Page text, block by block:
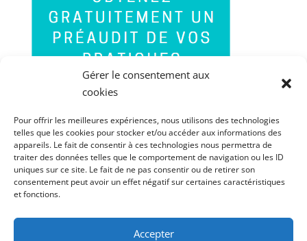
Gérer le consentement aux
cookies
Pour offrir les meilleures expériences, nous utilisons des technologies
telles que les cookies pour stocker et/ou accéder aux informations des
appareils. Le fait de consentir à ces technologies nous permettra de
traiter des données telles que le comportement de navigation ou les ID
uniques sur ce site. Le fait de ne pas consentir ou de retirer son
consentement peut avoir un effet négatif sur certaines caractéristiques
et fonctions.
Accepter